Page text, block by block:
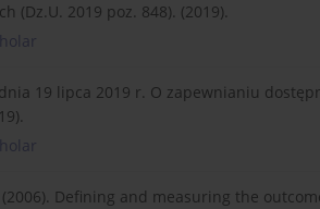
(Dz.U. 2019 poz. 848). (2019).
19 lipca 2019 r. O zapewnianiu
(2006). Defining and measuring the